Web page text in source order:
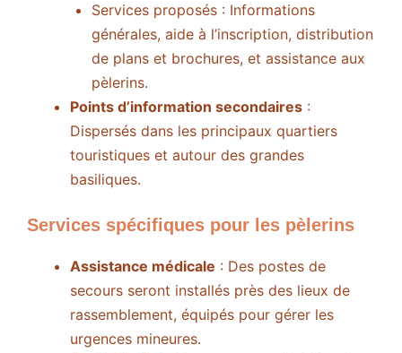
Services proposés : Informations
générales, aide à l’inscription, distribution
de plans et brochures, et assistance aux
pèlerins.
Points d’information secondaires :
Dispersés dans les principaux quartiers
touristiques et autour des grandes
basiliques.
Services spécifiques pour les pèlerins
Assistance médicale : Des postes de
secours seront installés près des lieux de
rassemblement, équipés pour gérer les
urgences mineures.